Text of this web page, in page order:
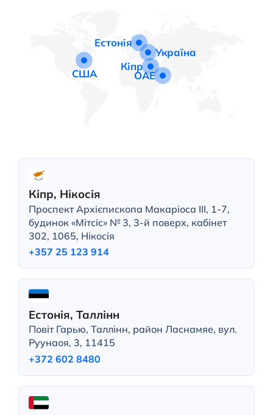
Естонія
Україна
Кіпр
ОАЕ
США
Кіпр, Нікосія
Проспект Архієпископа Макаріоса III, 1-7,
будинок «Мітсіс» № 3, 3-й поверх, кабінет
302, 1065, Нікосія
+357 25 123 914
Естонія, Таллінн
Повіт Гарью, Таллінн, район Ласнамяе, вул.
Руунаоя, 3, 11415
+372 602 8480